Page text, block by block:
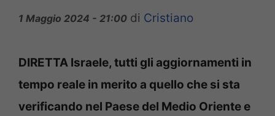
1 Maggio 2024 - 21:00 di Cristiano
DIRETTA Israele, tutti gli aggiornamenti in
tempo reale in merito a quello che si sta
verificando nel Paese del Medio Oriente e